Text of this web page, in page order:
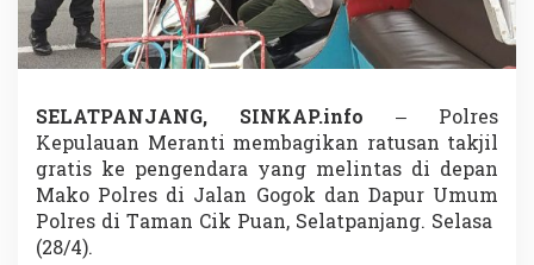
n
t
i
a
g
i
k
a
n
SELATPANJANG, SINKAP.info – Polres
Kepulauan Meranti membagikan ratusan takjil
gratis ke pengendara yang melintas di depan
Mako Polres di Jalan Gogok dan Dapur Umum
Polres di Taman Cik Puan, Selatpanjang. Selasa
(28/4).